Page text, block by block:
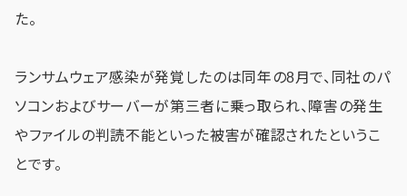
た。
ランサムウェア感染が発覚したのは同年の8月で、同社のパ
ソコンおよびサーバーが第三者に乗っ取られ、障害の発生
やファイルの判読不能といった被害が確認されたというこ
とです。